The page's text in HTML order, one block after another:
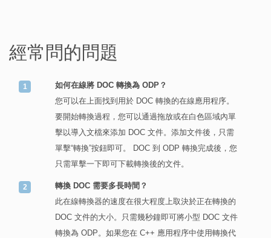
經常問的問題
如何在線將 DOC 轉換為 ODP？
您可以在上面找到用於 DOC 轉換的在線應用程序。
要開始轉換過程，您可以通過拖放或在白色區域內單
擊以導入文檔來添加 DOC 文件。添加文件後，只需
單擊“轉換”按鈕即可。 DOC 到 ODP 轉換完成後，您
只需單擊一下即可下載轉換後的文件。
轉換 DOC 需要多長時間？
此在線轉換器的速度在很大程度上取決於正在轉換的
DOC 文件的大小。只需幾秒鐘即可將小型 DOC 文件
轉換為 ODP。如果您在 C++ 應用程序中使用轉換代